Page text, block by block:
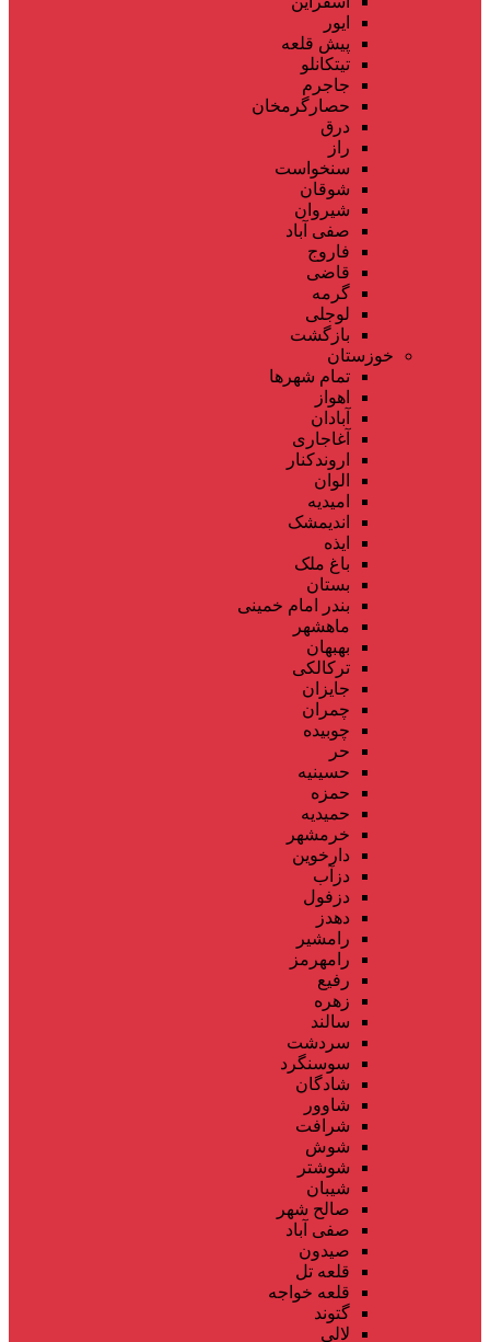
ایور
پیش قلعه
تیتکانلو
جاجرم
حصارگرمخان
درق
راز
سنخواست
شوقان
شیروان
صفی آباد
فاروج
قاضی
گرمه
لوجلی
بازگشت
خوزستان
تمام شهر‌ها
اهواز
آبادان
آغاجاری
اروندکنار
الوان
امیدیه
اندیمشک
ایذه
باغ ملک
بستان
بندر امام خمینی
ماهشهر
بهبهان
ترکالکی
جایزان
چمران
چوبیده
حر
حسینیه
حمزه
حمیدیه
خرمشهر
دارخوین
دزآب
دزفول
دهدز
رامشیر
رامهرمز
رفیع
زهره
سالند
سردشت
سوسنگرد
شادگان
شاوور
شرافت
شوش
شوشتر
شیبان
صالح شهر
صفی آباد
صیدون
قلعه تل
قلعه خواجه
گتوند
لالی